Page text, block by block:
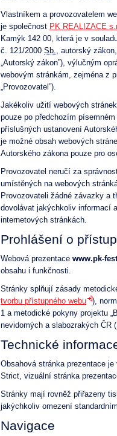
Vlastníkem a provozovatelem
je společnost PK REALIZACE
Kamýk 142 00, která je v
č. 121/2000 Sb., autorský
„Autorský zákon”), výlučným
webovým stránkám, zejména z
„Provozovatel”).
Jakékoliv užití webových
pouze po předchozím
příslušných ustanovení
je možné obsah webových
Autorského zákona pouze pro
Provozovatel neručí za
umístěných na webových
Provozovateli žádné závazky a
dovolávat jakýchkoliv informací
internetových stránkách.
Prohlášení o
Webová prezentace www.pk-
obsahu i funkčnosti.
Stránky splňují zásady
tvorbu přístupného webu
),
1 a metodické pokyny projektu
nevidomých a slabozrakých ČR
Technické
Obsahová stránka prezentace
Strict, vizuální stránka
Stránky mají rovněž přiřazeny
jakýchkoliv omezení
Navigace